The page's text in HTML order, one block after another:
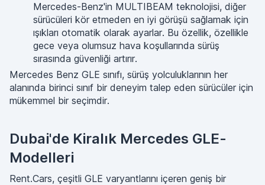
Mercedes-Benz'in MULTIBEAM teknolojisi, diğer
sürücüleri kör etmeden en iyi görüşü sağlamak için
ışıkları otomatik olarak ayarlar. Bu özellik, özellikle
gece veya olumsuz hava koşullarında sürüş
sırasında güvenliği artırır.
Mercedes Benz GLE sınıfı, sürüş yolculuklarının her
alanında birinci sınıf bir deneyim talep eden sürücüler için
mükemmel bir seçimdir.
Dubai'de Kiralık Mercedes GLE-
Modelleri
Rent.Cars, çeşitli GLE varyantlarını içeren geniş bir